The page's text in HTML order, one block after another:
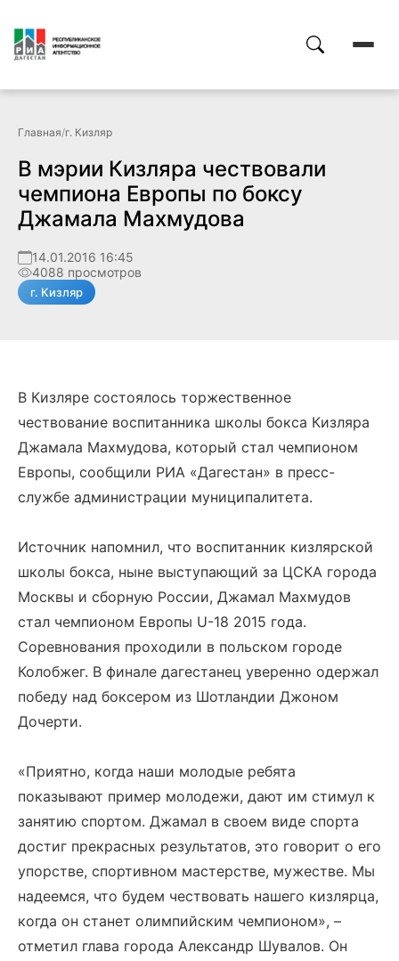
Главная/г. Кизляр
В мэрии Кизляра чествовали
чемпиона Европы по боксу
Джамала Махмудова
14.01.2016 16:45
4088 просмотров
г. Кизляр
В Кизляре состоялось торжественное
чествование воспитанника школы бокса Кизляра
Джамала Махмудова, который стал чемпионом
Европы, сообщили РИА «Дагестан» в пресс-
службе администрации муниципалитета.
Источник напомнил, что воспитанник кизлярской
школы бокса, ныне выступающий за ЦСКА города
Москвы и сборную России, Джамал Махмудов
стал чемпионом Европы U-18 2015 года.
Соревнования проходили в польском городе
Колобжег. В финале дагестанец уверенно одержал
победу над боксером из Шотландии Джоном
Дочерти.
«Приятно, когда наши молодые ребята
показывают пример молодежи, дают им стимул к
занятию спортом. Джамал в своем виде спорта
достиг прекрасных результатов, это говорит о его
упорстве, спортивном мастерстве, мужестве. Мы
надеемся, что будем чествовать нашего кизлярца,
когда он станет олимпийским чемпионом», –
отметил глава города Александр Шувалов. Он